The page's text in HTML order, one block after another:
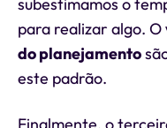
para realizar algo. O
do planejamento
este padrão.
Finalmente, o